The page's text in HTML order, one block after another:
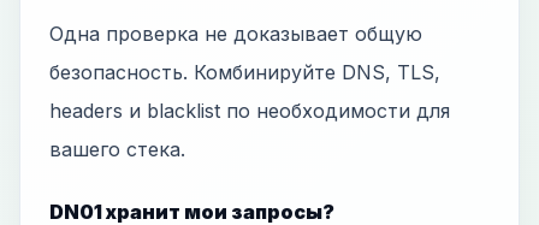
Одна проверка не доказывает общую
безопасность. Комбинируйте DNS, TLS,
headers и blacklist по необходимости для
вашего стека.
DN01 хранит мои запросы?